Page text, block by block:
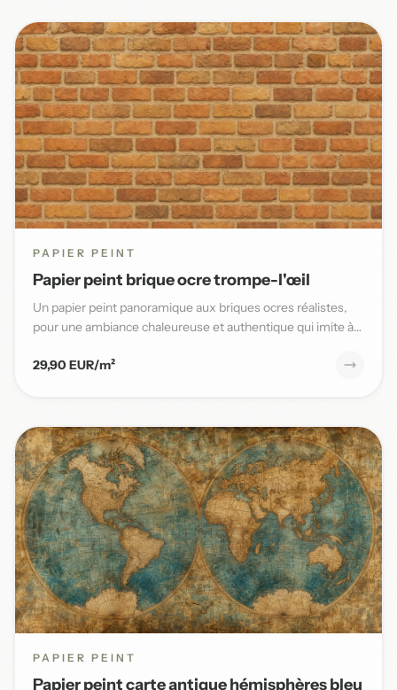
PAPIER PEINT
Papier peint brique ocre trompe-l'œil
Un papier peint panoramique aux briques ocres réalistes,
pour une ambiance chaleureuse et authentique qui imite à
29,90 EUR/m²
PAPIER PEINT
Papier peint carte antique hémisphères bleu